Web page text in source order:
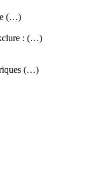
(…)
: (…)
(…)